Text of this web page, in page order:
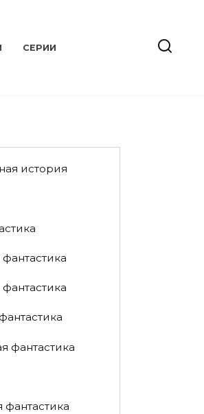
СЕРИИ
история
фантастика
фантастика